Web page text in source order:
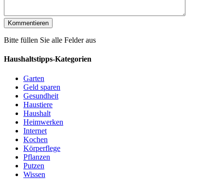
Bitte füllen Sie alle Felder aus
Haushaltstipps-Kategorien
Garten
Geld sparen
Gesundheit
Haustiere
Haushalt
Heimwerken
Internet
Kochen
Körperflege
Pflanzen
Putzen
Wissen